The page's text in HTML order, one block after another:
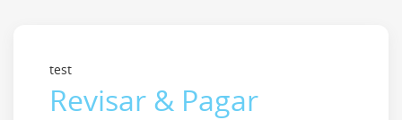
test
Revisar & Pagar